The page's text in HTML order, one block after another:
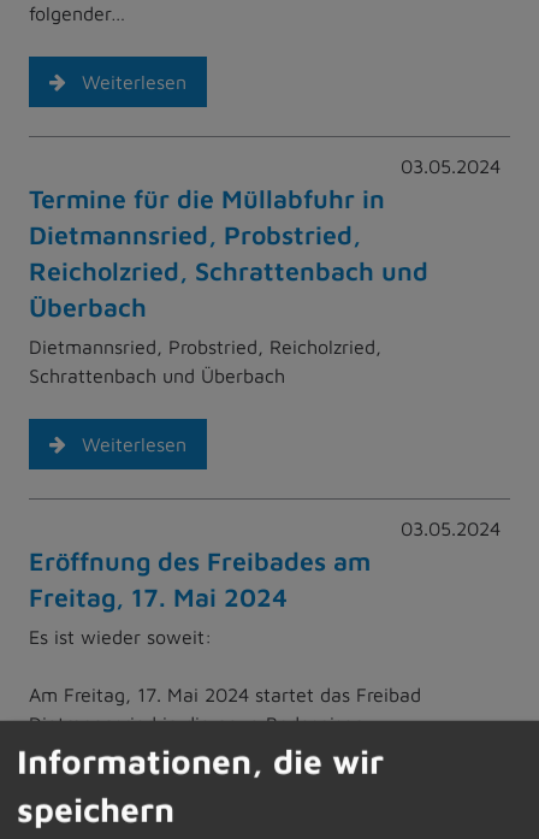
folgender…
Weiterlesen
03.05.2024
Termine für die Müllabfuhr in
Dietmannsried, Probstried,
Reicholzried, Schrattenbach und
Überbach
Dietmannsried, Probstried, Reicholzried,
Schrattenbach und Überbach
Weiterlesen
03.05.2024
Eröffnung des Freibades am
Freitag, 17. Mai 2024
Es ist wieder soweit:
Am Freitag, 17. Mai 2024 startet das Freibad
Dietmannsried in die neue Badesaison.
Informationen, die wir
speichern